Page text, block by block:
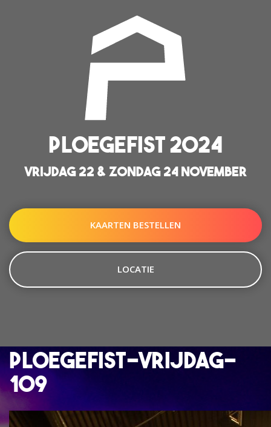
PLOEGEFIST 2024
VRIJDAG 22 & ZONDAG 24 NOVEMBER
KAARTEN BESTELLEN
LOCATIE
ploegefist-vrijdag-
109